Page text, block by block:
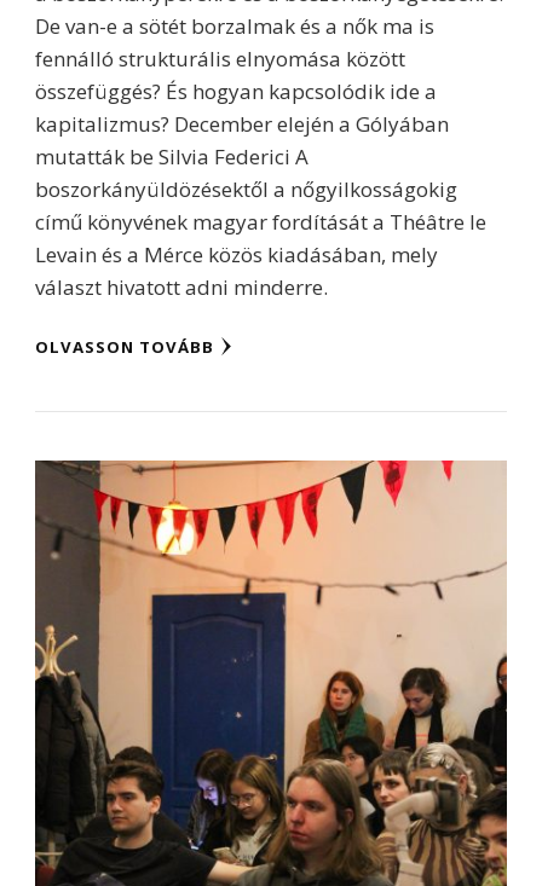
De van-e a sötét borzalmak és a nők ma is
fennálló strukturális elnyomása között
összefüggés? És hogyan kapcsolódik ide a
kapitalizmus? December elején a Gólyában
mutatták be Silvia Federici A
boszorkányüldözésektől a nőgyilkosságokig
című könyvének magyar fordítását a Théâtre le
Levain és a Mérce közös kiadásában, mely
választ hivatott adni minderre.
OLVASSON TOVÁBB